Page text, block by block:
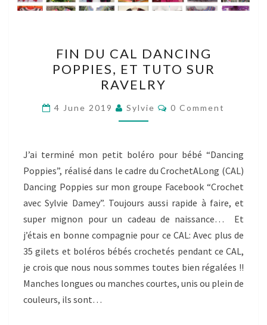
DU
CAL
DANCING
POPPIES,
ET
SUR
RAVELRY
FIN DU CAL DANCING
POPPIES, ET TUTO SUR
RAVELRY
4 June 2019 Sylvie Comments
0 Comment
J’ai terminé mon petit boléro pour bébé “Dancing
Poppies”, réalisé dans le cadre du CrochetALong (CAL)
Dancing Poppies sur mon groupe Facebook “Crochet
avec Sylvie Damey”. Toujours aussi rapide à faire, et
super mignon pour un cadeau de naissance… Et
j’étais en bonne compagnie pour ce CAL: Avec plus de
35 gilets et boléros bébés crochetés pendant ce CAL,
je crois que nous nous sommes toutes bien régalées !!
Manches longues ou manches courtes, unis ou plein de
couleurs, ils sont…